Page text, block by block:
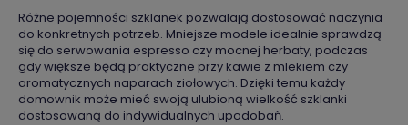
Różne pojemności szklanek pozwalają dostosować naczynia
do konkretnych potrzeb. Mniejsze modele idealnie sprawdzą
się do serwowania espresso czy mocnej herbaty, podczas
gdy większe będą praktyczne przy kawie z mlekiem czy
aromatycznych naparach ziołowych. Dzięki temu każdy
domownik może mieć swoją ulubioną wielkość szklanki
dostosowaną do indywidualnych upodobań.